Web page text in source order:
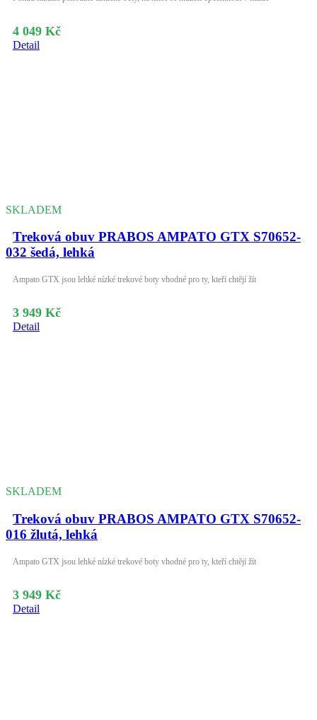
4 049 Kč
Detail
SKLADEM
Treková obuv PRABOS AMPATO GTX S70652-
032 šedá, lehká
Ampato GTX jsou lehké nízké trekové boty vhodné pro ty, kteří chtějí žít
3 949 Kč
Detail
SKLADEM
Treková obuv PRABOS AMPATO GTX S70652-
016 žlutá, lehká
Ampato GTX jsou lehké nízké trekové boty vhodné pro ty, kteří chtějí žít
3 949 Kč
Detail